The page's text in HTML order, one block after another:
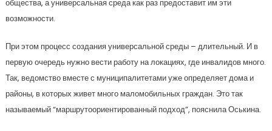
общества, а универсальная среда как раз предоставит им эти
возможности.
При этом процесс создания универсальной среды – длительный. И в
первую очередь нужно вести работу на локациях, где инвалидов много.
Так, ведомство вместе с муниципалитетами уже определяет дома и
районы, в которых живет много маломобильных граждан. Это так
называемый “маршрутоориентированный подход”, пояснила Оськина.